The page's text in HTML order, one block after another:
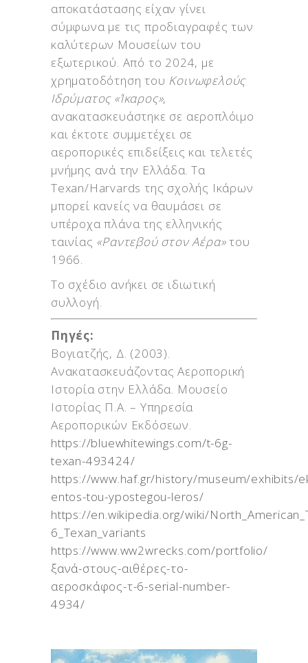
αποκατάστασης είχαν γίνει
σύμφωνα με τις προδιαγραφές των
καλύτερων Μουσείων του
εξωτερικού. Από το 2024, με
χρηματοδότηση του Κοινωφελούς
Ιδρύματος «Ίκαρος»,
ανακατασκευάστηκε σε αεροπλόιμο
και έκτοτε συμμετέχει σε
αεροπορικές επιδείξεις και τελετές
μνήμης ανά την Ελλάδα. Τα
Texan/Harvards της σχολής Ικάρων
μπορεί κανείς να θαυμάσει σε
υπέροχα πλάνα της ελληνικής
ταινίας «Ραντεβού στον Αέρα»του
1966.
Το σχέδιο ανήκει σε ιδιωτική
συλλογή.
Πηγές:
Βογιατζής, Δ. (2003).
Ανακατασκευάζοντας Αεροπορική
Ιστορία στην Ελλάδα. Μουσείο
Ιστορίας Π.Α. – Υπηρεσία
Αεροπορικών Εκδόσεων.
https://bluewhitewings.com/t-6g-
texan-493424/
https://www.haf.gr/history/museum/exhibits/
entos-tou-ypostegou-leros/
https://en.wikipedia.org/wiki/
6_Texan_variants
https://www.ww2wrecks.com/portfolio/
ξανά-στους-αιθέρες-το-
αεροσκάφος-τ-6-serial-number-
4934/